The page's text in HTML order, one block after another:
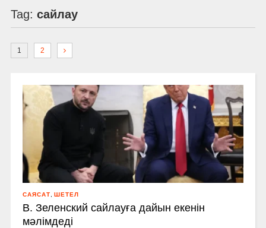
Tag: сайлау
1 2
САЯСАТ ШЕТЕЛ
В. Зеленский сайлауға дайын екенін
мәлімдеді